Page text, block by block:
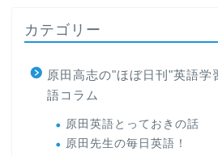
カテゴリー
原田高志の"ほぼ日刊"英語学
語コラム
原田英語とっておきの話
原田先生の毎日英語！